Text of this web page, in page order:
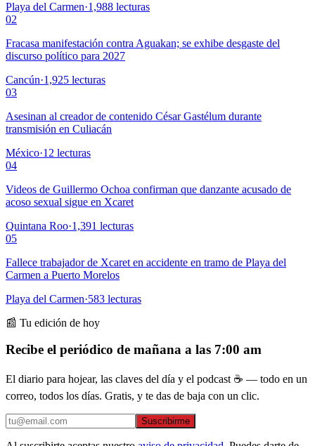
Playa del Carmen·1,988 lecturas
02
Fracasa manifestación contra Aguakan; se exhibe desgaste del
discurso político para 2027
Cancún·1,925 lecturas
03
Asesinan al creador de contenido César Gastélum durante
transmisión en Culiacán
México·12 lecturas
04
Videos de Guillermo Ochoa confirman que danzante acusado de
acoso sexual sigue en Xcaret
Quintana Roo·1,391 lecturas
05
Fallece trabajador de Xcaret en accidente en tramo de Playa del
Carmen a Puerto Morelos
Playa del Carmen·583 lecturas
📰 Tu edición de hoy
Recibe el periódico de mañana a las 7:00 am
El diario para hojear, las claves del día y el podcast ☕ — todo en un
correo, todos los días. Gratis, y te das de baja con un clic.
Suscribirme